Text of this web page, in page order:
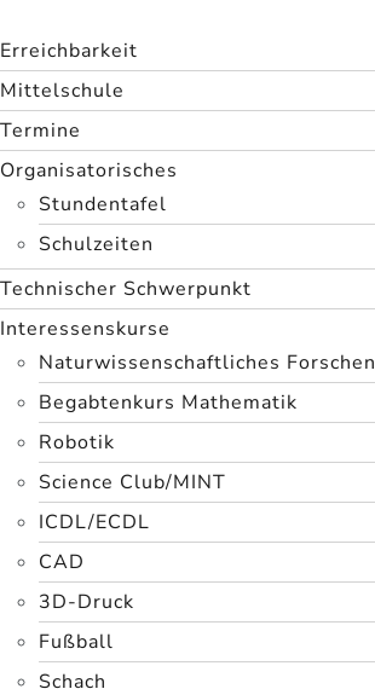
Erreichbarkeit
Mittelschule
Termine
Organisatorisches
Stundentafel
Schulzeiten
Technischer Schwerpunkt
Interessenskurse
Naturwissenschaftliches Forschen
Begabtenkurs Mathematik
Robotik
Science Club/MINT
ICDL/ECDL
CAD
3D-Druck
Fußball
Schach